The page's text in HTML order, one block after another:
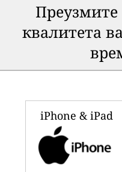
Преузмите
квалитета
iPhone & iPad